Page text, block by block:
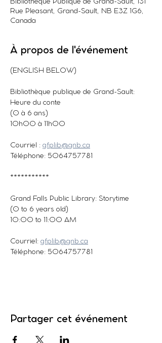
Bibliothèque Publique de Grand-Sault, 131
Rue Pleasant, Grand-Sault, NB E3Z 1G6,
Canada
À propos de l'événement
(ENGLISH BELOW)
Bibliothèque publique de Grand-Sault:
Heure du conte
(0 à 6 ans)
10h00 à 11h00
Courriel : gfplib@gnb.ca
Téléphone: 5064757781
***********
Grand Falls Public Library: Storytime
(0 to 6 years old)
10:00 to 11:00 AM
Courriel: gfplib@gnb.ca
Téléphone: 5064757781
Partager cet événement